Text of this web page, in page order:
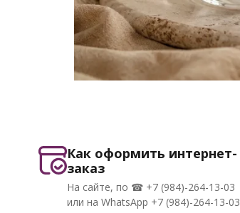
Как оформить интернет-
заказ
На сайте, по ☎ +7 (984)-264-13-03
или на WhatsApp +7 (984)-264-13-03